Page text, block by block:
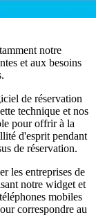
notre
et aux besoins
de réservation
technique et nos
pour offrir à la
d'esprit pendant
de réservation.
les entreprises de
notre widget et
mobiles
correspondre au